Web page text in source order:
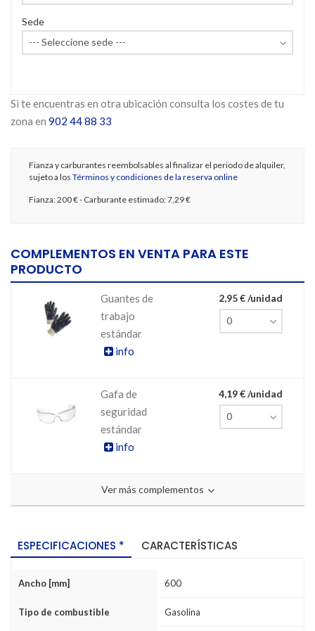
Sede
Si te encuentras en otra ubicación consulta los costes de tu
zona en 902 44 88 33
Fianza y carburantes reembolsables al finalizar el periodo de alquiler,
sujeto a los Términos y condiciones de la reserva online
Fianza:200 €- Carburante estimado:7,29 €
COMPLEMENTOS EN VENTA PARA ESTE
PRODUCTO
Guantes de
trabajo
estándar
info
2,95 € /unidad
Gafa de
seguridad
estándar
info
4,19 € /unidad
Ver más complementos
ESPECIFICACIONES * CARACTERÍSTICAS
Ancho [mm] 600
Tipo de combustible Gasolina